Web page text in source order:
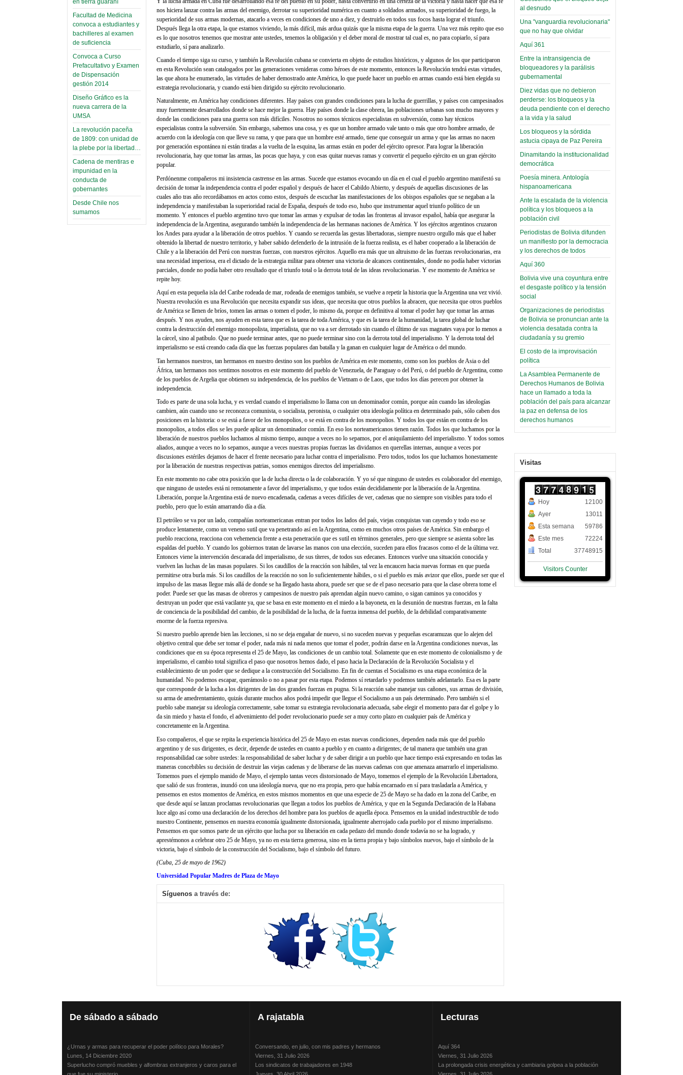
en tierra guaraní
Facultad de Medicina
convoca a estudiantes y
bachilleres al examen
de suficiencia
Convoca a Curso
Prefacultativo y Examen
de Dispensación
gestión 2014
Diseño Gráfico es la
nueva carrera de la
UMSA
La revolución paceña
de 1809: con unidad de
la plebe por la libertad…
Cadena de mentiras e
impunidad en la
conducta de
gobernantes
Desde Chile nos
sumamos
nos hiciera lanzar contra las armas del enemigo, derrotar su superioridad numérica en cuanto a soldados armados, su superioridad de fuego, la
superioridad de sus armas modernas, atacarlo a veces en condiciones de uno a diez, y destruirlo en todos sus focos hasta lograr el triunfo.
Después llega la otra etapa, la que estamos viviendo, la más difícil, más ardua quizás que la misma etapa de la guerra. Una vez más repito que eso
es lo que nosotros tenemos que mostrar ante ustedes, tenemos la obligación y el deber moral de mostrar tal cual es, no para copiarlo, sí para
estudiarlo, sí para analizarlo.
Cuando el tiempo siga su curso, y también la Revolución cubana se convierta en objeto de estudios históricos, y algunos de los que participaron
en esta Revolución sean catalogados por las generaciones venideras como héroes de este momento, entonces la Revolución tendrá estas virtudes,
las que ahora he enumerado, las virtudes de haber demostrado ante América, lo que puede hacer un pueblo en armas cuando está bien elegida su
estrategia revolucionaria, y cuando está bien dirigido su ejército revolucionario.
Naturalmente, en América hay condiciones diferentes. Hay países con grandes condiciones para la lucha de guerrillas, y países con campesinados
muy fuertemente desarrollados donde se hace mejor la guerra. Hay países donde la clase obrera, las poblaciones urbanas son mucho mayores y
donde las condiciones para una guerra son más difíciles. Nosotros no somos técnicos especialistas en subversión, como hay técnicos
especialistas contra la subversión. Sin embargo, sabemos una cosa, y es que un hombre armado vale tanto o más que otro hombre armado, de
acuerdo con la ideología con que lleve su rama, y que para que un hombre esté armado, tiene que conseguir un arma y que las armas no nacen
por generación espontánea ni están tiradas a la vuelta de la esquina, las armas están en poder del ejército opresor. Para lograr la liberación
revolucionaria, hay que tomar las armas, las pocas que haya, y con esas quitar nuevas ramas y convertir el pequeño ejército en un gran ejército
popular.
Perdónenme compañeros mi insistencia castrense en las armas. Sucede que estamos evocando un día en el cual el pueblo argentino manifestó su
decisión de tomar la independencia contra el poder español y después de hacer el Cabildo Abierto, y después de aquellas discusiones de las
cuales año tras año recordábamos en actos como estos, después de escuchar las manifestaciones de los obispos españoles que se negaban a la
independencia y manifestaban la superioridad racial de España, después de todo eso, hubo que instrumentar aquel triunfo político de un
momento. Y entonces el pueblo argentino tuvo que tomar las armas y expulsar de todas las fronteras al invasor español, había que asegurar la
independencia de la Argentina, asegurando también la independencia de las hermanas naciones de América. Y los ejércitos argentinos cruzaron
los Andes para ayudar a la liberación de otros pueblos. Y cuando se recuerda las gestas libertadoras, siempre nuestro orgullo más que el haber
obtenido la libertad de nuestro territorio, y haber sabido defenderlo de la intrusión de la fuerza realista, es el haber cooperado a la liberación de
Chile y a la liberación del Perú con nuestras fuerzas, con nuestros ejércitos. Aquello era más que un altruismo de las fuerzas revolucionarias, era
una necesidad imperiosa, era el dictado de la estrategia militar para obtener una victoria de alcances continentales, donde no podía haber victorias
parciales, donde no podía haber otro resultado que el triunfo total o la derrota total de las ideas revolucionarias. Y ese momento de América se
repite hoy.
Aquí en esta pequeña isla del Caribe rodeada de mar, rodeada de enemigos también, se vuelve a repetir la historia que la Argentina una vez vivió.
Nuestra revolución es una Revolución que necesita expandir sus ideas, que necesita que otros pueblos la abracen, que necesita que otros pueblos
de América se llenen de bríos, tomen las armas o tomen el poder, lo mismo da, porque en definitiva al tomar el poder hay que tomar las armas
después. Y nos ayuden, nos ayuden en esta tarea que es la tarea de toda América, y que es la tarea de la humanidad, la tarea global de luchar
contra la destrucción del enemigo monopolista, imperialista, que no va a ser derrotado sin cuando el último de sus magnates vaya por lo menos a
la cárcel, sino al patíbulo. Que no puede terminar antes, que no puede terminar sino con la derrota total del imperialismo. Y la derrota total del
imperialismo se está creando cada día que las fuerzas populares dan batalla y la ganan en cualquier lugar de América o del mundo.
Tan hermanos nuestros, tan hermanos en nuestro destino son los pueblos de América en este momento, como son los pueblos de Asia o del
África, tan hermanos nos sentimos nosotros en este momento del pueblo de Venezuela, de Paraguay o del Perú, o del pueblo de Argentina, como
de los pueblos de Argelia que obtienen su independencia, de los pueblos de Vietnam o de Laos, que todos los días perecen por obtener la
independencia.
Todo es parte de una sola lucha, y es verdad cuando el imperialismo lo llama con un denominador común, porque aún cuando las ideologías
cambien, aún cuando uno se reconozca comunista, o socialista, peronista, o cualquier otra ideología política en determinado país, sólo caben dos
posiciones en la historia: o se está a favor de los monopolios, o se está en contra de los monopolios. Y todos los que están en contra de los
monopolios, a todos ellos se les puede aplicar un denominador común. En eso los norteamericanos tienen razón. Todos los que luchamos por la
liberación de nuestros pueblos luchamos al mismo tiempo, aunque a veces no lo sepamos, por el aniquilamiento del imperialismo. Y todos somos
aliados, aunque a veces no lo sepamos, aunque a veces nuestras propias fuerzas las dividamos en querellas internas, aunque a veces por
discusiones estériles dejamos de hacer el frente necesario para luchar contra el imperialismo. Pero todos, todos los que luchamos honestamente
por la liberación de nuestras respectivas patrias, somos enemigos directos del imperialismo.
En este momento no cabe otra posición que la de lucha directa o la de colaboración. Y yo sé que ninguno de ustedes es colaborador del enemigo,
que ninguno de ustedes está ni remotamente a favor del imperialismo, y que todos están decididamente por la liberación de la Argentina.
Liberación, porque la Argentina está de nuevo encadenada, cadenas a veces difíciles de ver, cadenas que no siempre son visibles para todo el
pueblo, pero que lo están amarrando día a día.
El petróleo se va por un lado, compañías norteamericanas entran por todos los lados del país, viejas conquistas van cayendo y todo eso se
produce lentamente, como un veneno sutil que va penetrando así en la Argentina, como en muchos otros países de América. Sin embargo el
pueblo reacciona, reacciona con vehemencia frente a esta penetración que es sutil en términos generales, pero que siempre se asienta sobre las
espaldas del pueblo. Y cuando los gobiernos tratan de lavarse las manos con una elección, suceden para ellos fracasos como el de la última vez.
Entonces viene la intervención descarada del imperialismo, de sus títeres, de todos sus edecanes. Entonces vuelve una situación conocida y
vuelven las luchas de las masas populares. Si los caudillos de la reacción son hábiles, tal vez la encaucen hacia nuevas formas en que pueda
permitirse otra burla más. Si los caudillos de la reacción no son lo suficientemente hábiles, o si el pueblo es más avizor que ellos, puede ser que el
impulso de las masas llegue más allá de donde se ha llegado hasta ahora, puede ser que se de el paso necesario para que la clase obrera tome el
poder. Puede ser que las masas de obreros y campesinos de nuestro país aprendan algún nuevo camino, o sigan caminos ya conocidos y
destruyan un poder que está vacilante ya, que se basa en este momento en el miedo a la bayoneta, en la desunión de nuestras fuerzas, en la falta
de conciencia de la posibilidad del cambio, de la posibilidad de la lucha, de la fuerza inmensa del pueblo, de la debilidad comparativamente
enorme de la fuerza represiva.
Si nuestro pueblo aprende bien las lecciones, si no se deja engañar de nuevo, si no suceden nuevas y pequeñas escaramuzas que lo alejen del
objetivo central que debe ser tomar el poder, nada más ni nada menos que tomar el poder, podrán darse en la Argentina condiciones nuevas, las
condiciones que en su época representa el 25 de Mayo, las condiciones de un cambio total. Solamente que en este momento de colonialismo y de
imperialismo, el cambio total significa el paso que nosotros hemos dado, el paso hacia la Declaración de la Revolución Socialista y el
establecimiento de un poder que se dedique a la construcción del Socialismo. En fin de cuentas el Socialismo es una etapa económica de la
humanidad. No podemos escapar, querámoslo o no a pasar por esta etapa. Podemos sí retardarlo y podemos también adelantarlo. Esa es la parte
que corresponde de la lucha a los dirigentes de las dos grandes fuerzas en pugna. Si la reacción sabe manejar sus cañones, sus armas de división,
su arma de amedrentamiento, quizás durante muchos años podrá impedir que llegue el Socialismo a un país determinado. Pero también si el
pueblo sabe manejar su ideología correctamente, sabe tomar su estrategia revolucionaria adecuada, sabe elegir el momento para dar el golpe y lo
da sin miedo y hasta el fondo, el advenimiento del poder revolucionario puede ser a muy corto plazo en cualquier país de América y
concretamente en la Argentina.
Eso compañeros, el que se repita la experiencia histórica del 25 de Mayo en estas nuevas condiciones, dependen nada más que del pueblo
argentino y de sus dirigentes, es decir, depende de ustedes en cuanto a pueblo y en cuanto a dirigentes; de tal manera que también una gran
responsabilidad cae sobre ustedes: la responsabilidad de saber luchar y de saber dirigir a un pueblo que hace tiempo está expresando en todas las
maneras concebibles su decisión de destruir las viejas cadenas y de liberarse de las nuevas cadenas con que amenaza amarrarlo el imperialismo.
Tomemos pues el ejemplo manido de Mayo, el ejemplo tantas veces distorsionado de Mayo, tomemos el ejemplo de la Revolución Libertadora,
que salió de sus fronteras, inundó con una ideología nueva, que no era propia, pero que había encarnado en sí para trasladarla a América, y
pensemos en estos momentos de América, en estos mismos momentos en que una especie de 25 de Mayo se ha dado en la zona del Caribe, en
que desde aquí se lanzan proclamas revolucionarias que llegan a todos los pueblos de América, y que en la Segunda Declaración de la Habana
luce algo así como una declaración de los derechos del hombre para los pueblos de aquella época. Pensemos en la unidad indestructible de todo
nuestro Continente, pensemos en nuestra economía igualmente distorsionada, igualmente aherrojado cada pueblo por el mismo imperialismo.
Pensemos en que somos parte de un ejército que lucha por su liberación en cada pedazo del mundo donde todavía no se ha logrado, y
aprestémonos a celebrar otro 25 de Mayo, ya no en esta tierra generosa, sino en la tierra propia y bajo símbolos nuevos, bajo el símbolo de la
victoria, bajo el símbolo de la construcción del Socialismo, bajo el símbolo del futuro.
(Cuba, 25 de mayo de 1962)
Universidad Popular Madres de Plaza de Mayo
Síguenos a través de:
Leer Más...
Read more...
Cosmética
descolonizadora
(Miscelánea
palaciega 7)
El Infamatorio
Lunes, 27 Mayo 2019
Read more...
Creacionismo,
filtraciones e
inicio de la
campaña del
MAS
(Miscelánea
palaciega 6)
El Infamatorio
Domingo, 12 Mayo 2019
Read more...
al desnudo
Una "vanguardia revolucionaria"
que no hay que olvidar
Aquí 361
Entre la intransigencia de
bloqueadores y la parálisis
gubernamental
Diez vidas que no debieron
perderse: los bloqueos y la
deuda pendiente con el derecho
a la vida y la salud
Los bloqueos y la sórdida
astucia cipaya de Paz Pereira
Dinamitando la institucionalidad
democrática
Poesía minera. Antología
hispanoamericana
Ante la escalada de la violencia
política y los bloqueos a la
población civil
Periodistas de Bolivia difunden
un manifiesto por la democracia
y los derechos de todos
Aquí 360
Bolivia vive una coyuntura entre
el desgaste político y la tensión
social
Organizaciones de periodistas
de Bolivia se pronuncian ante la
violencia desatada contra la
ciudadanía y su gremio
El costo de la improvisación
política
La Asamblea Permanente de
Derechos Humanos de Bolivia
hace un llamado a toda la
población del país para alcanzar
la paz en defensa de los
derechos humanos
Visitas
Hoy
Ayer
Esta semana
Este mes
Total
12100
13011
59786
72224
37748915
Visitors Counter
De sábado a sábado
Lunes, 14 Diciembre 2020
Superlucho compró muebles y alfombras extranjeros y caros para el
que fue su ministerio
Arajatabla
Viernes, 31 Julio 2026
Los sindicatos de trabajadores en 1948
Jueves, 30 Abril 2026
Lecturas
Viernes, 31 Julio 2026
La prolongada crisis energética y cambiaria golpea a la población
Viernes, 31 Julio 2026